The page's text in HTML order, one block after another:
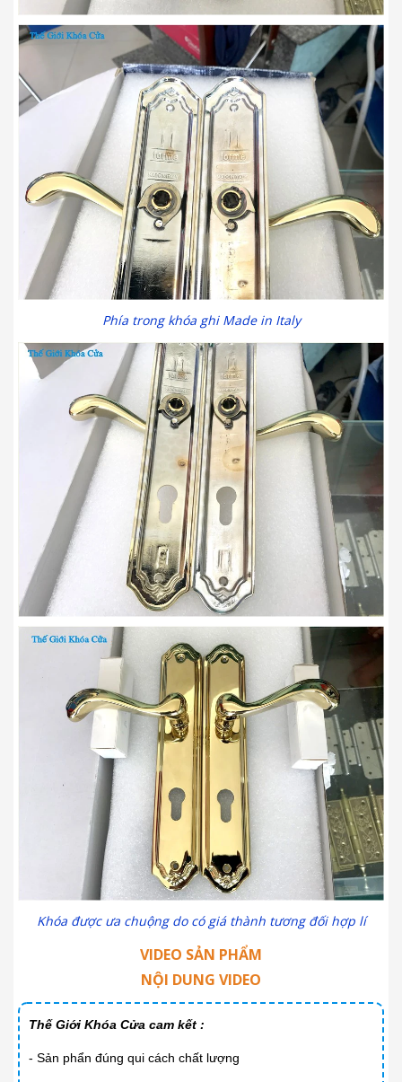
Phía trong khóa ghi Made in Italy
Khóa được ưa chuộng do có giá thành tương đối hợp lí
VIDEO SẢN PHẨM
NỘI DUNG VIDEO
Thế Giới Khóa Cửa cam kết :
- Sản phẩn đúng qui cách chất lượng